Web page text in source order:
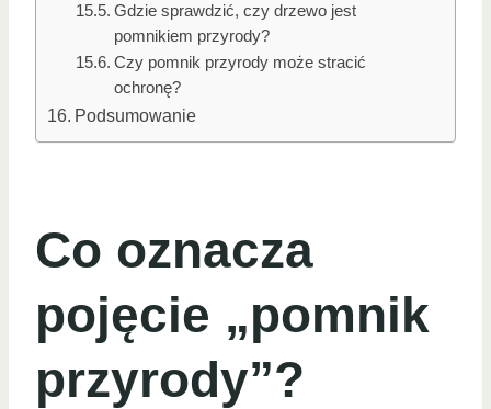
Gdzie sprawdzić, czy drzewo jest
pomnikiem przyrody?
Czy pomnik przyrody może stracić
ochronę?
Podsumowanie
Co oznacza
pojęcie „pomnik
przyrody”?